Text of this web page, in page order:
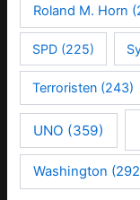
Roland M. Horn
SPD (225)
Terroristen (243)
UNO (359)
Washington